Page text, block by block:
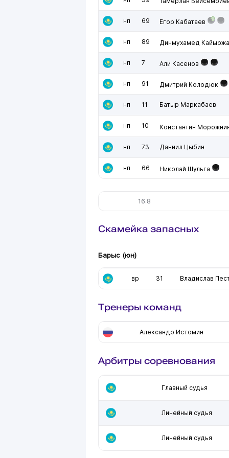
нп 69 Егор Кабатаев
нп 89 Динмухамед
нп 7 Али Касенов
нп 91 Дмитрий Колодюк
нп 11 Батыр Маркабаев
нп 10 Константин
нп 73 Даниил Цыбин
нп 66 Николай Шульга
16.8
Скамейка запасных
Барыс (юн)
вр 31 Владислав
Тренеры команд
Александр Истомин
Арбитры соревнования
Главный судья
Линейный судья
Линейный судья